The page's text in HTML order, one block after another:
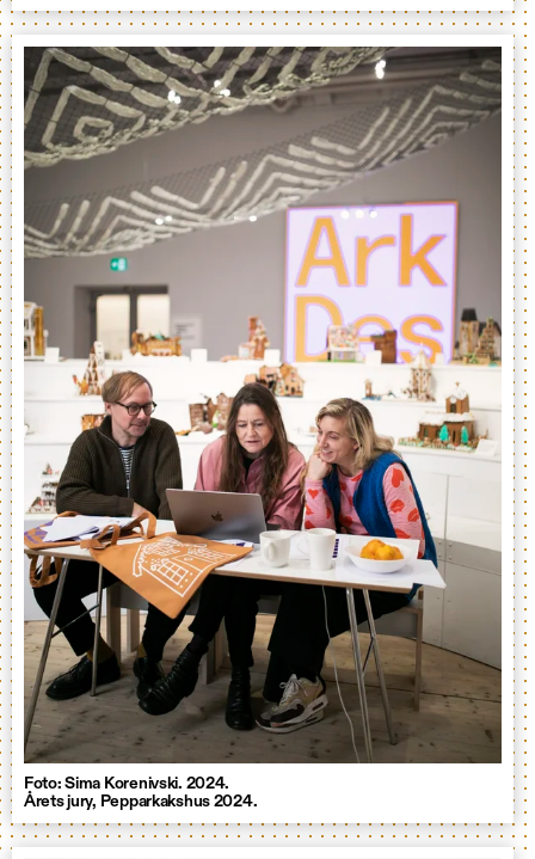
Foto: Sima Korenivski. 2024.
Årets jury, Pepparkakshus 2024.